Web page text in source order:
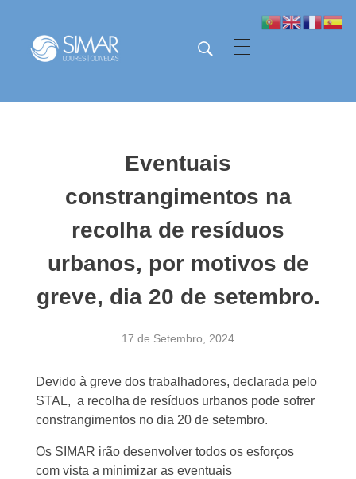
Eventuais
constrangimentos na
recolha de resíduos
urbanos, por motivos de
greve, dia 20 de setembro.
17 de Setembro, 2024
Devido à greve dos trabalhadores, declarada pelo
STAL, a recolha de resíduos urbanos pode sofrer
constrangimentos no dia 20 de setembro.
Os SIMAR irão desenvolver todos os esforços
com vista a minimizar as eventuais